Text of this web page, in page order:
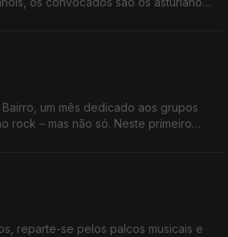
um mês dedicado aos grupos
rock – mas não só. Neste primeiro
reparte-se pelos palcos musicais e